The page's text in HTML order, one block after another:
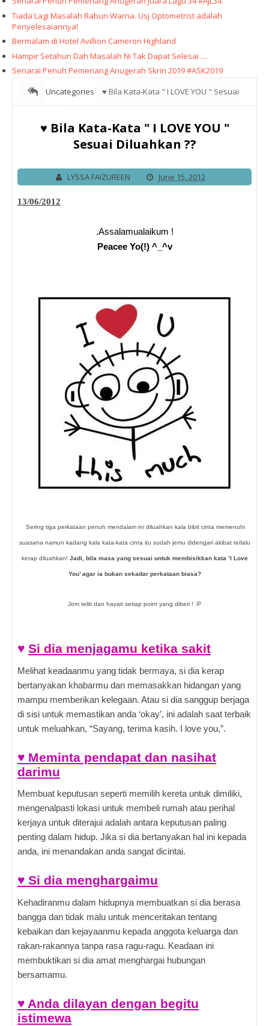
Tiada Lagi Masalah Rabun Warna. Usj Optometrist adalah
Penyelesaiannya!
Bermalam di Hotel Avillion Cameron Highland
Hampir Setahun Dah Masalah Ni Tak Dapat Selesai ....
Senarai Penuh Pemenang Anugerah Skrin 2019 #ASK2019
Uncategories
♥ Bila Kata-Kata " I LOVE YOU " Sesuai
♥ Bila Kata-Kata " I LOVE YOU "
Sesuai Diluahkan ??
LYSSA FAIZUREEN June 15, 2012
13/06/2012
.Assalamualaikum !
Peacee Yo(!) ^_^v
Sering tiga perkataan penuh mendalam ini diluahkan kala bibit cinta memenuhi
suasana namun kadang kala kata-kata cinta itu sudah jemu didengari akibat terlalu
kerap diluahkan! Jadi, bila masa yang sesuai untuk membisikkan kata ‘I Love
You’ agar ia bukan sekadar perkataan biasa?
Jom teliti dan hayati setiap point yang diberi ! :P
♥ Si dia menjagamu ketika sakit
Melihat keadaanmu yang tidak bermaya, si dia kerap
bertanyakan khabarmu dan memasakkan hidangan yang
mampu memberikan kelegaan. Atau si dia sanggup berjaga
di sisi untuk memastikan anda ‘okay’, ini adalah saat terbaik
untuk meluahkan, “Sayang, terima kasih. I love you,”.
♥ Meminta pendapat dan nasihat
darimu
Membuat keputusan seperti memilih kereta untuk dimiliki,
mengenalpasti lokasi untuk membeli rumah atau perihal
kerjaya untuk diterajui adalah antara keputusan paling
penting dalam hidup. Jika si dia bertanyakan hal ini kepada
anda, ini menandakan anda sangat dicintai.
♥ Si dia menghargaimu
Kehadiranmu dalam hidupnya membuatkan si dia berasa
bangga dan tidak malu untuk menceritakan tentang
kebaikan dan kejayaanmu kepada anggota keluarga dan
rakan-rakannya tanpa rasa ragu-ragu. Keadaan ini
membuktikan si dia amat menghargai hubungan
bersamamu.
♥ Anda dilayan dengan begitu
istimewa